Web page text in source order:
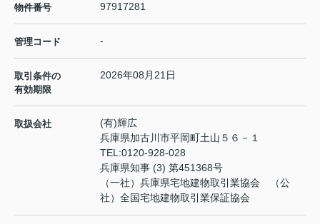
物件番号 97917281
管理コード -
取引条件の
有効期限
2026年08月21日
取扱会社
(有)輝広
兵庫県加古川市平岡町土山５６－１
TEL:0120-928-028
兵庫県知事 (3) 第451368号
（一社）兵庫県宅地建物取引業協会 （公
社）全国宅地建物取引業保証協会